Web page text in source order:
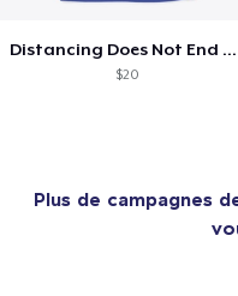
Distancing Does Not End For Me
$20
Plus de campagnes